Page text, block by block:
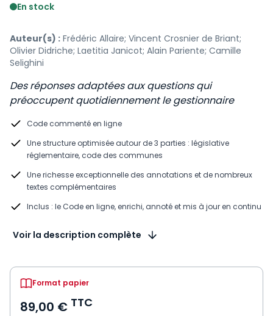
En stock
Auteur(s) : Frédéric Allaire; Vincent Crosnier de Briant;
Olivier Didriche; Laetitia Janicot; Alain Pariente; Camille
Selighini
Des réponses adaptées aux questions qui
préoccupent quotidiennement le gestionnaire
Code commenté en ligne
Une structure optimisée autour de 3 parties : législative
réglementaire, code des communes
Une richesse exceptionnelle des annotations et de nombreux
textes complémentaires
Inclus : le Code en ligne, enrichi, annoté et mis à jour en continu
Voir la description complète
Format papier
89,00 € TTC